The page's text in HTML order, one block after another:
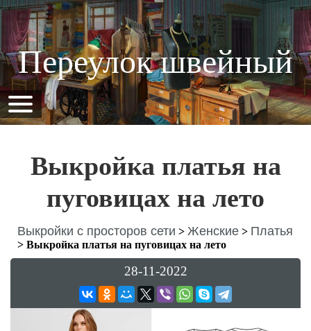
Переулок швейный
Выкройка платья на
пуговицах на лето
Выкройки с просторов сети > Женские > Платья
> Выкройка платья на пуговицах на лето
28-11-2022